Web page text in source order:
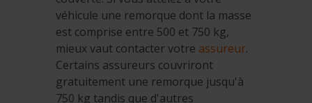
véhicule une remorque dont la masse
est comprise entre 500 et 750 kg,
mieux vaut contacter votre assureur.
Certains assureurs couvriront
gratuitement une remorque jusqu'à
750 kg tandis que d'autres